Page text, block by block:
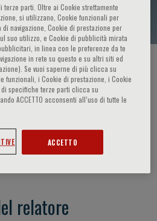
/ RELATORE
relatore
parti. Oltre ai Cookie strettamente
si utilizzano, Cookie funzionali per
navigazione, Cookie di prestazione per
suo utilizzo, e Cookie di pubblicità mirata
in linea con le preferenze da te
in rete su questo e su altri siti ed
Se vuoi saperne di più clicca su
funzionali, i Cookie di prestazione, i Cookie
specifiche terze parti clicca su
ACCETTO acconsenti all’uso di tutte le
ACCETTO